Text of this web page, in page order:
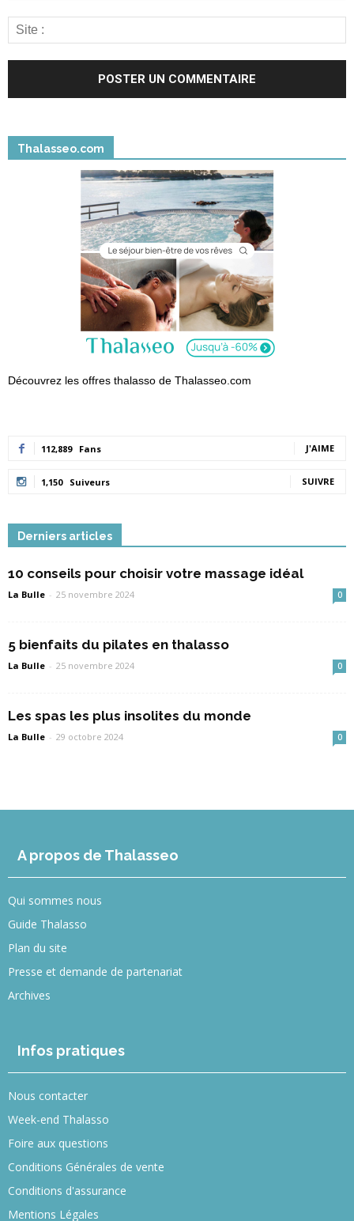
Thalasseo.com
Découvrez les offres thalasso de Thalasseo.com
112,889 Fans J'AIME
1,150 Suiveurs SUIVRE
Derniers articles
10 conseils pour choisir votre massage idéal
La Bulle - 25 novembre 2024 0
5 bienfaits du pilates en thalasso
La Bulle - 25 novembre 2024 0
Les spas les plus insolites du monde
La Bulle - 29 octobre 2024 0
A propos de Thalasseo
Qui sommes nous
Guide Thalasso
Plan du site
Presse et demande de partenariat
Archives
Infos pratiques
Nous contacter
Week-end Thalasso
Foire aux questions
Conditions Générales de vente
Conditions d'assurance
Mentions Légales